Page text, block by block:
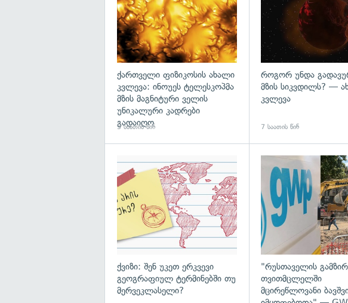
ქართველი ფიზიკოსის ახალი
კვლევა: ინოუეს ტელესკოპმა
მზის მაგნიტური ველის
უნიკალური კადრები
გადაიღო
5 საათის წინ
როგორ უნდა
მზის სიკვდილს? —
კვლევა
7 საათის წინ
ქვიზი: შენ უკეთ ერკვევი
გეოგრაფიულ ტერმინებში თუ
მერვეკლასელი?
"რუსთაველის
თვითმცლელში
მცირეწლოვანი